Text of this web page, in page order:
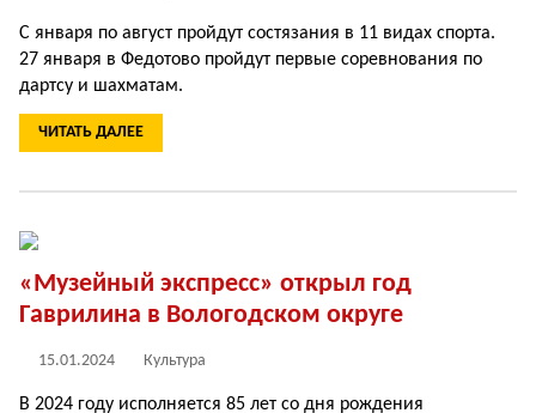
С января по август пройдут состязания в 11 видах спорта.
27 января в Федотово пройдут первые соревнования по
дартсу и шахматам.
ЧИТАТЬ ДАЛЕЕ
«Музейный экспресс» открыл год
Гаврилина в Вологодском округе
15.01.2024 Культура
В 2024 году исполняется 85 лет со дня рождения